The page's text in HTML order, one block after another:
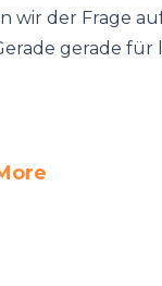
wir der Frage
gerade für